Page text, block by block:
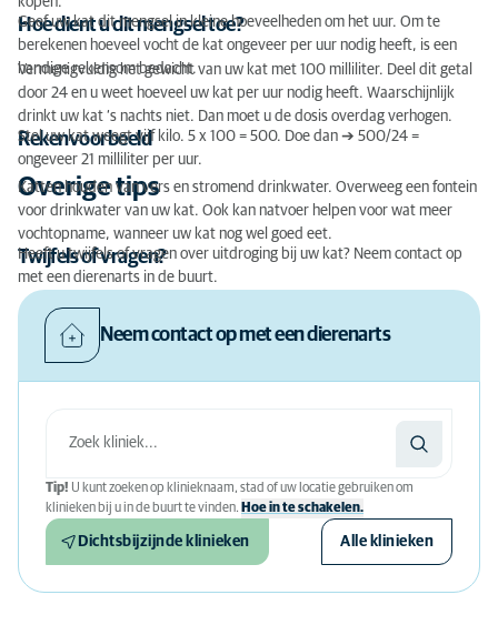
Hoe dient u dit mengsel toe?
Geef uw kat dit mengsel in kleine hoeveelheden om het uur. Om te
berekenen hoeveel vocht de kat ongeveer per uur nodig heeft, is een
handige rekensom bedacht.
Vermenigvuldig het gewicht van uw kat met 100 milliliter. Deel dit getal
door 24 en u weet hoeveel uw kat per uur nodig heeft. Waarschijnlijk
drinkt uw kat ‘s nachts niet. Dan moet u de dosis overdag verhogen.
Rekenvoorbeeld
Stel uw kat weegt vijf kilo. 5 x 100 = 500. Doe dan ➔ 500/24 =
ongeveer 21 milliliter per uur.
Overige tips
Katten houden van vers en stromend drinkwater. Overweeg een fontein
voor drinkwater van uw kat. Ook kan natvoer helpen voor wat meer
vochtopname, wanneer uw kat nog wel goed eet.
Twijfels of vragen?
Heeft u twijfels of vragen over uitdroging bij uw kat? Neem contact op
met een dierenarts in de buurt.
Neem contact op met een dierenarts
Tip! U kunt zoeken op klinieknaam, stad of uw locatie gebruiken om
klinieken bij u in de buurt te vinden. Hoe in te schakelen.
Dichtsbijzijnde klinieken Alle klinieken